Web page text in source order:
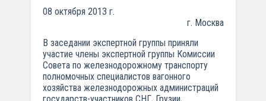
08 октября 2013 г.
г. Москва
В заседании экспертной группы приняли
участие члены экспертной группы Комиссии
Совета по железнодорожному транспорту
полномочных специалистов вагонного
хозяйства железнодорожных администраций